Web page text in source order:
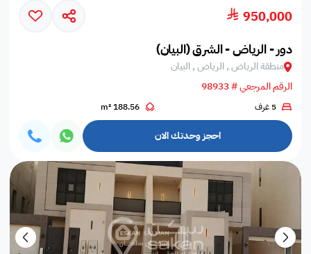
950,000
دور - الرياض - الشرق (البيان)
منطقة الرياض , الرياض , البيان
الرقم المرجعي # 98933
5 غرف 188.56 m²
احجز وحدتك الان